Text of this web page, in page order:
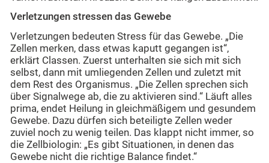
Verletzungen stressen das Gewebe
Verletzungen bedeuten Stress für das Gewebe. „Die
Zellen merken, dass etwas kaputt gegangen ist“,
erklärt Classen. Zuerst unterhalten sie sich mit sich
selbst, dann mit umliegenden Zellen und zuletzt mit
dem Rest des Organismus. „Die Zellen sprechen sich
über Signalwege ab, die zu aktivieren sind.“ Läuft alles
prima, endet Heilung in gleichmäßigem und gesundem
Gewebe. Dazu dürfen sich beteiligte Zellen weder
zuviel noch zu wenig teilen. Das klappt nicht immer, so
die Zellbiologin: „Es gibt Situationen, in denen das
Gewebe nicht die richtige Balance findet.“